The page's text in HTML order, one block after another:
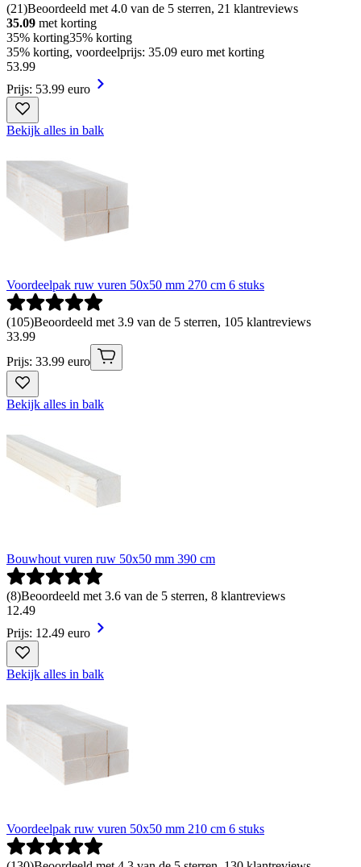
(21)Beoordeeld met 4.0 van de 5 sterren, 21 klantreviews
35.09 met korting
35% korting35% korting
35% korting, voordeelprijs: 35.09 euro met korting
53.99
Prijs: 53.99 euro
Bekijk alles in balk
Voordeelpak ruw vuren 50x50 mm 270 cm 6 stuks
(105)Beoordeeld met 3.9 van de 5 sterren, 105 klantreviews
33.99
Prijs: 33.99 euro
Bekijk alles in balk
Bouwhout vuren ruw 50x50 mm 390 cm
(8)Beoordeeld met 3.6 van de 5 sterren, 8 klantreviews
12.49
Prijs: 12.49 euro
Bekijk alles in balk
Voordeelpak ruw vuren 50x50 mm 210 cm 6 stuks